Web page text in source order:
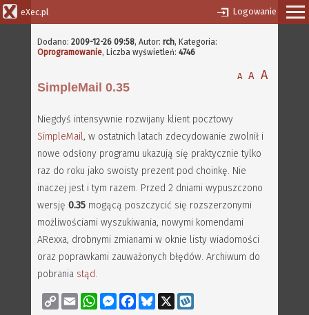
eXec.pl Logowanie
Dodano: 2009-12-26 09:58, Autor: rch, Kategoria:
Oprogramowanie, Liczba wyświetleń: 4746
A A A
SimpleMail 0.35
Niegdyś intensywnie rozwijany klient pocztowy
SimpleMail, w ostatnich latach zdecydowanie zwolnił i
nowe odsłony programu ukazują się praktycznie tylko
raz do roku jako swoisty prezent pod choinkę. Nie
inaczej jest i tym razem. Przed 2 dniami wypuszczono
wersję 0.35 mogącą poszczycić się rozszerzonymi
możliwościami wyszukiwania, nowymi komendami
ARexxa, drobnymi zmianami w oknie listy wiadomości
oraz poprawkami zauważonych błędów. Archiwum do
pobrania stąd.
Copy
Link
Email WhatsAppMessenger
FacebookBluesky